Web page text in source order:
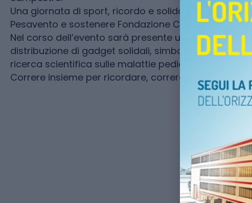
Una giornata di sport, ricordo e solidarietà, per
Pesavento e sostenere Fondazione Città della
Nel corso dell’evento sarà presente uno spazio
distribuzione di gadget solidali, simbolo
ricerca scientifica sulle malattie pediatriche.
Correre insieme per ricordare, correre insieme per